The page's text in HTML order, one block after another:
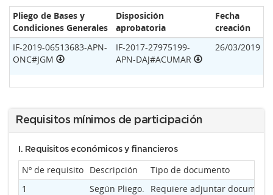
Pliego de Bases y
Condiciones Generales
Disposición
aprobatoria
Fecha
creación
IF-2019-06513683-APN-
ONC#JGM
IF-2017-27975199-
APN-DAJ#ACUMAR
26/03/2019
Requisitos mínimos de participación
I. Requisitos económicos y financieros
Nº de requisito Descripción
Tipo de documento
1
Según Pliego. Requiere adjuntar